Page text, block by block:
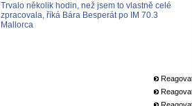
Trvalo několik hodin, než jsem to vlastně celé
zpracovala, říká Bára Besperát po IM 70.3
Mallorca